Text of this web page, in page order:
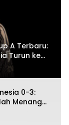
A Terbaru:
Turun ke
0-3:
Menang